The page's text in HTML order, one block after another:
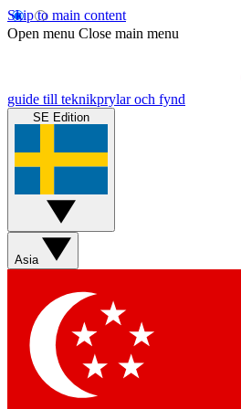
Skip to main content
Open menu Close main menu
guide till teknikprylar och fynd
SE Edition
Asia